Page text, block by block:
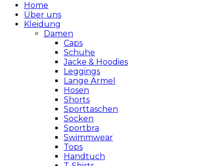
Home
Über uns
Kleidung
Damen
Caps
Schuhe
Jacke & Hoodies
Leggings
Lange Ärmel
Hosen
Shorts
Sporttaschen
Socken
Sportbra
Swimmwear
Tops
Handtuch